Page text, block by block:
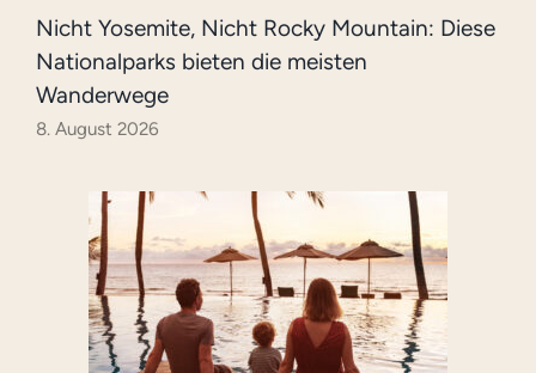
Nicht Yosemite, Nicht Rocky Mountain: Diese
Nationalparks bieten die meisten
Wanderwege
8. August 2026